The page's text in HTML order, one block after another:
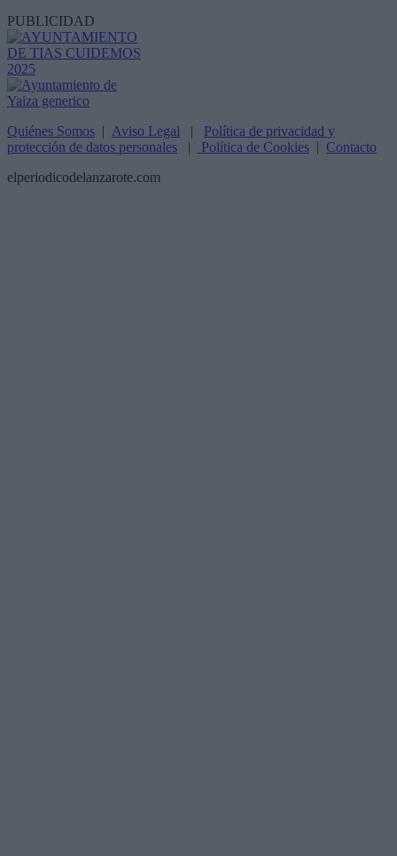
PUBLICIDAD
Quiénes Somos | Aviso Legal | Política de privacidad y
protección de datos personales | Política de Cookies | Contacto
elperiodicodelanzarote.com